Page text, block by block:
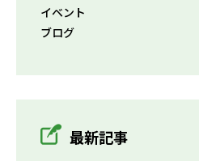
イベント
ブログ
最新記事